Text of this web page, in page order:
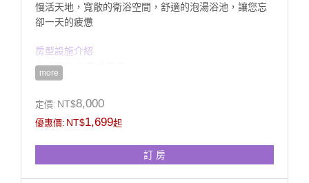
慢活天地，寬敞的衛浴空間，舒適的泡湯浴池，讓您忘
卻一天的疲憊
房型設施介紹
◆住宿含中/西式早餐
◆此組房型位於2樓(無電梯)、帶有獨立客廳(無獨立車
◆提供館內室外電腦監控停車場
◆房內衛浴提供浴缸(無溫泉)、獨立淋浴設備
more
定價: NT$8,000
優惠價: NT$1,699起
訂 房